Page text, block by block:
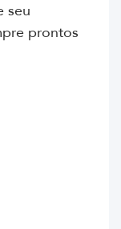
seu
prontos